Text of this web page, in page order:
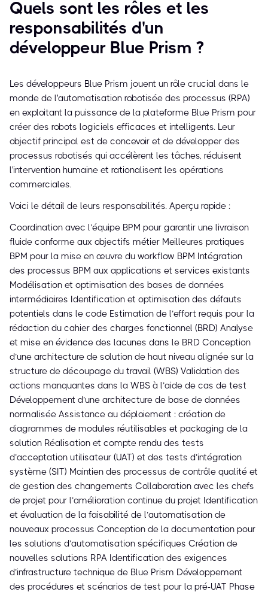
Quels sont les rôles et les
responsabilités d'un
développeur Blue Prism ?
Les développeurs Blue Prism jouent un rôle crucial dans le
monde de l'automatisation robotisée des processus (RPA)
en exploitant la puissance de la plateforme Blue Prism pour
créer des robots logiciels efficaces et intelligents. Leur
objectif principal est de concevoir et de développer des
processus robotisés qui accélèrent les tâches, réduisent
l'intervention humaine et rationalisent les opérations
commerciales.
Voici le détail de leurs responsabilités. Aperçu rapide :
Coordination avec l’équipe BPM pour garantir une livraison
fluide conforme aux objectifs métier Meilleures pratiques
BPM pour la mise en œuvre du workflow BPM Intégration
des processus BPM aux applications et services existants
Modélisation et optimisation des bases de données
intermédiaires Identification et optimisation des défauts
potentiels dans le code Estimation de l’effort requis pour la
rédaction du cahier des charges fonctionnel (BRD) Analyse
et mise en évidence des lacunes dans le BRD Conception
d’une architecture de solution de haut niveau alignée sur la
structure de découpage du travail (WBS) Validation des
actions manquantes dans la WBS à l’aide de cas de test
Développement d’une architecture de base de données
normalisée Assistance au déploiement : création de
diagrammes de modules réutilisables et packaging de la
solution Réalisation et compte rendu des tests
d’acceptation utilisateur (UAT) et des tests d’intégration
système (SIT) Maintien des processus de contrôle qualité et
de gestion des changements Collaboration avec les chefs
de projet pour l’amélioration continue du projet Identification
et évaluation de la faisabilité de l’automatisation de
nouveaux processus Conception de la documentation pour
les solutions d’automatisation spécifiques Création de
nouvelles solutions RPA Identification des exigences
d’infrastructure technique de Blue Prism Développement
des procédures et scénarios de test pour la pré-UAT Phase